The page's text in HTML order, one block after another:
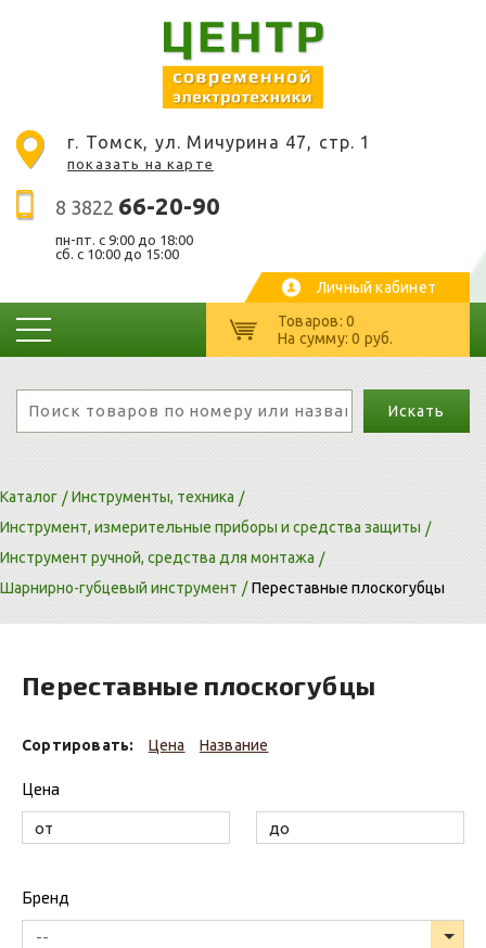
г. Томск, ул. Мичурина 47, стр. 1
показать на карте
8 3822 66-20-90
пн-пт. c 9:00 до 18:00
сб. с 10:00 до 15:00
Личный кабинет
Товаров: 0
На сумму: 0 руб.
Искать
Каталог
Инструменты, техника
Инструмент, измерительные приборы и средства защиты
Инструмент ручной, средства для монтажа
Шарнирно-губцевый инструмент
Переставные плоскогубцы
Переставные плоскогубцы
Сортировать: Цена Название
Цена
Бренд
--